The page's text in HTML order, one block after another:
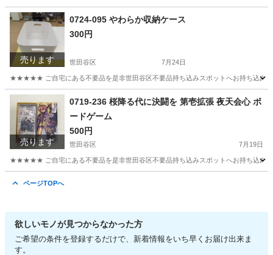
東京 世田谷区 ネジ
売ります
0724-095 やわらか収納ケース
300円
世田谷区 7月24日
★★★★★ ご自宅にある不要品を是非世田谷区不要品持ち込みスポットへお持ち込みし
東京 世田谷区 収納家具 スポット
売ります
0719-236 桜降る代に決闘を 第壱拡張 夜天会心 ボ
ードゲーム
500円
世田谷区 7月19日
★★★★★ ご自宅にある不要品を是非世田谷区不要品持ち込みスポットへお持ち込みし
ページTOPへ
欲しいモノが見つからなかった方
ご希望の条件を登録するだけで、新着情報をいち早くお届け出来ま
す。